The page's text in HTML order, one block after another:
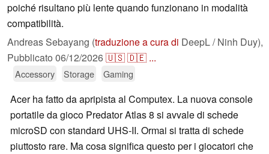
poiché risultano più lente quando funzionano in modalità
compatibilità.
Andreas Sebayang (traduzione a cura di DeepL / Ninh Duy),
Pubblicato 06/12/2026🇺🇸🇩🇪 ...
Accessory Storage Gaming
Acer ha fatto da apripista al Computex. La nuova console
portatile da gioco Predator Atlas 8 si avvale di schede
microSD con standard UHS-II. Ormai si tratta di schede
piuttosto rare. Ma cosa significa questo per i giocatori che